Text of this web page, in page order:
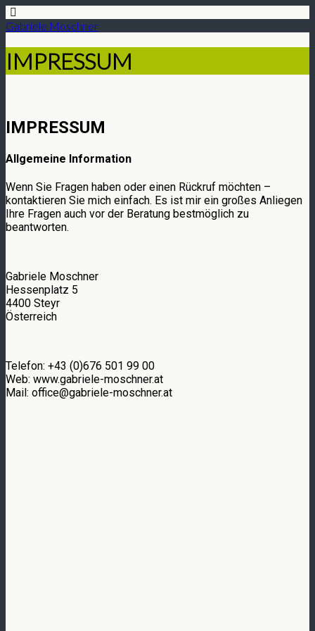
Gabriele Moschner
IMPRESSUM
IMPRESSUM
Allgemeine Information
Wenn Sie Fragen haben oder einen Rückruf möchten –
kontaktieren Sie mich einfach. Es ist mir ein großes Anliegen
Ihre Fragen auch vor der Beratung bestmöglich zu
beantworten.
Gabriele Moschner
Hessenplatz 5
4400 Steyr
Österreich
Telefon: +43 (0)676 501 99 00
Web: www.gabriele-moschner.at
Mail: office@gabriele-moschner.at